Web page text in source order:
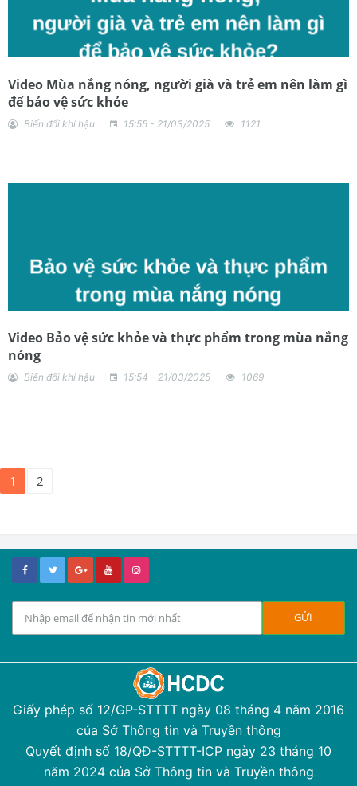
Video Mùa nắng nóng, người già và trẻ em nên làm gì
để bảo vệ sức khỏe
Biến đổi khí hậu 15:55 - 21/03/2025 1121
Video Bảo vệ sức khỏe và thực phẩm trong mùa nắng
nóng
Biến đổi khí hậu 15:54 - 21/03/2025 1069
1 2
Giấy phép số 12/GP-STTTT ngày 08 tháng 4 năm 2016
của Sở Thông tin và Truyền thông
Quyết định số 18/QĐ-STTTT-ICP ngày 23 tháng 10
năm 2024 của Sở Thông tin và Truyền thông